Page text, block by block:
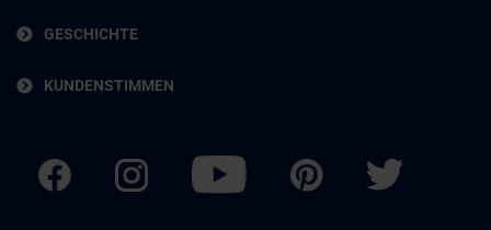
GESCHICHTE
KUNDENSTIMMEN